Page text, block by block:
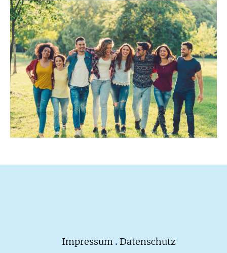
Impressum . Datenschutz